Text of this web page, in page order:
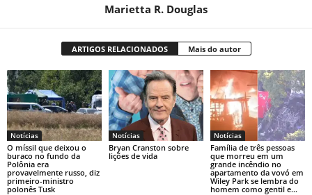
Marietta R. Douglas
ARTIGOS RELACIONADOS Mais do autor
Notícias
O míssil que deixou o
buraco no fundo da
Polônia era
provavelmente russo, diz
primeiro-ministro
polonês Tusk
Notícias
Bryan Cranston sobre
lições de vida
Notícias
Família de três pessoas
que morreu em um
grande incêndio no
apartamento da vovó em
Wiley Park se lembra do
homem como gentil e...